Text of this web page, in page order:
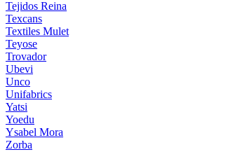
Tejidos Reina
Texcans
Textiles Mulet
Teyose
Trovador
Ubevi
Unco
Unifabrics
Yatsi
Yoedu
Ysabel Mora
Zorba